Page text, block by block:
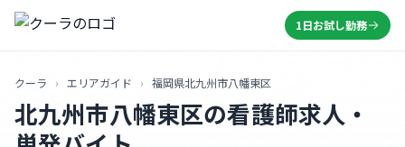
1日お試し勤務
クーラ › エリアガイド › 福岡県北九州市八幡東区
北九州市八幡東区の看護師求人・